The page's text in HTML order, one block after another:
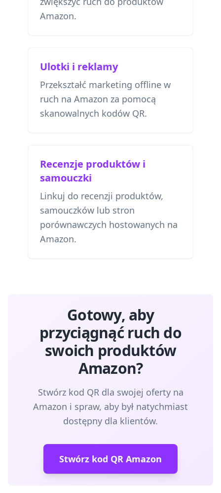
Amazon.
Ulotki i reklamy
Przekształć marketing offline w
ruch na Amazon za pomocą
skanowalnych kodów QR.
Recenzje produktów i
samouczki
Linkuj do recenzji produktów,
samouczków lub stron
porównawczych hostowanych na
Amazon.
Gotowy, aby
przyciągnąć ruch do
swoich produktów
Amazon?
Stwórz kod QR dla swojej oferty na
Amazon i spraw, aby był natychmiast
dostępny dla klientów.
Stwórz kod QR Amazon